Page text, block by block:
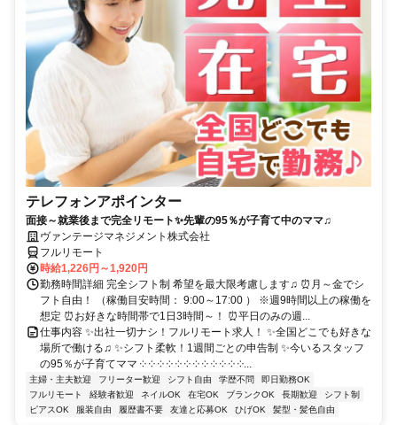
テレフォンアポインター
面接～就業後まで完全リモート✨先輩の95％が子育て中のママ♫
ヴァンテージマネジメント株式会社
フルリモート
時給1,226円～1,920円
勤務時間詳細 完全シフト制 希望を最大限考慮します♫ ⏰月～金でシ
フト自由！ （稼働目安時間： 9:00～17:00 ） ※週9時間以上の稼働を
想定 ⏰お好きな時間帯で1日3時間～！ ⏰平日のみの週...
仕事内容 ✨出社一切ナシ！フルリモート求人！ ✨全国どこでも好きな
場所で働ける♫ ✨シフト柔軟！1週間ごとの申告制 ✨今いるスタッフ
の95％が子育てママ ༶ ༶ ༶ ༶ ༶ ༶ ༶ ༶ ༶ ༶ ༶ ༶...
主婦・主夫歓迎 フリーター歓迎 シフト自由 学歴不問
即日勤務OK
フルリモート
経験者歓迎 ネイルOK 在宅OK ブランクOK 長期歓迎
シフト制
ピアスOK
服装自由 履歴書不要 友達と応募OK ひげOK 髪型・髪色自由